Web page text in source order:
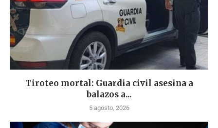
Tiroteo mortal: Guardia civil asesina a
balazos a...
5 agosto, 2026